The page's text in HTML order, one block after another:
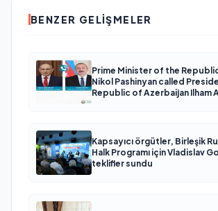
BENZER GELIŞMELER
Prime Minister of the
Nikol Pashinyan called
Republic of Azerbaijan Ilham
Kapsayıcı örgütler, Birleşik
Halk Programı için Vladislav
teklifler sundu